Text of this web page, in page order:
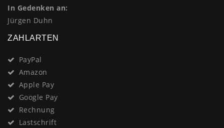
In Gedenken an:
Jürgen Duhn
ZAHLARTEN
PayPal
Amazon
Apple Pay
Google Pay
Rechnung
Lastschrift